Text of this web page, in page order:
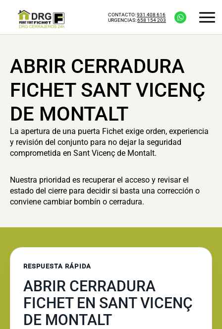
CONTACTO:931 408 616
URGENCIAS:658 154 203
ABRIR CERRADURA
FICHET SANT VICENÇ
DE MONTALT
La apertura de una puerta Fichet exige orden, experiencia
y revisión del conjunto para no dejar la seguridad
comprometida en Sant Vicenç de Montalt.
Nuestra prioridad es recuperar el acceso y revisar el
estado del cierre para decidir si basta una corrección o
conviene cambiar bombín o cerradura.
RESPUESTA RÁPIDA
ABRIR CERRADURA
FICHET EN SANT VICENÇ
DE MONTALT